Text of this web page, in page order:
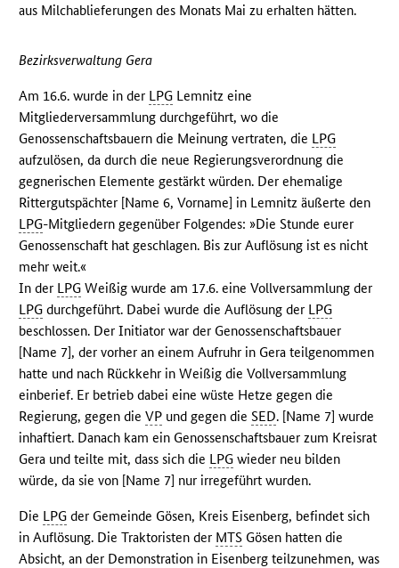
aus Milchablieferungen des Monats Mai zu erhalten hätten.
Bezirksverwaltung Gera
Am 16.6. wurde in der LPG Lemnitz eine
Mitgliederversammlung durchgeführt, wo die
Genossenschaftsbauern die Meinung vertraten, die LPG
aufzulösen, da durch die neue Regierungsverordnung die
gegnerischen Elemente gestärkt würden. Der ehemalige
Rittergutspächter [Name 6, Vorname] in Lemnitz äußerte den
LPG-Mitgliedern gegenüber Folgendes: »Die Stunde eurer
Genossenschaft hat geschlagen. Bis zur Auflösung ist es nicht
mehr weit.«
In der LPG Weißig wurde am 17.6. eine Vollversammlung der
LPG durchgeführt. Dabei wurde die Auflösung der LPG
beschlossen. Der Initiator war der Genossenschaftsbauer
[Name 7], der vorher an einem Aufruhr in Gera teilgenommen
hatte und nach Rückkehr in Weißig die Vollversammlung
einberief. Er betrieb dabei eine wüste Hetze gegen die
Regierung, gegen dieVP und gegen dieSED. [Name 7] wurde
inhaftiert. Danach kam ein Genossenschaftsbauer zum Kreisrat
Gera und teilte mit, dass sich die LPG wieder neu bilden
würde, da sie von [Name 7] nur irregeführt wurden.
Die LPG der Gemeinde Gösen, Kreis Eisenberg, befindet sich
in Auflösung. Die Traktoristen der MTS Gösen hatten die
Absicht, an der Demonstration in Eisenberg teilzunehmen, was